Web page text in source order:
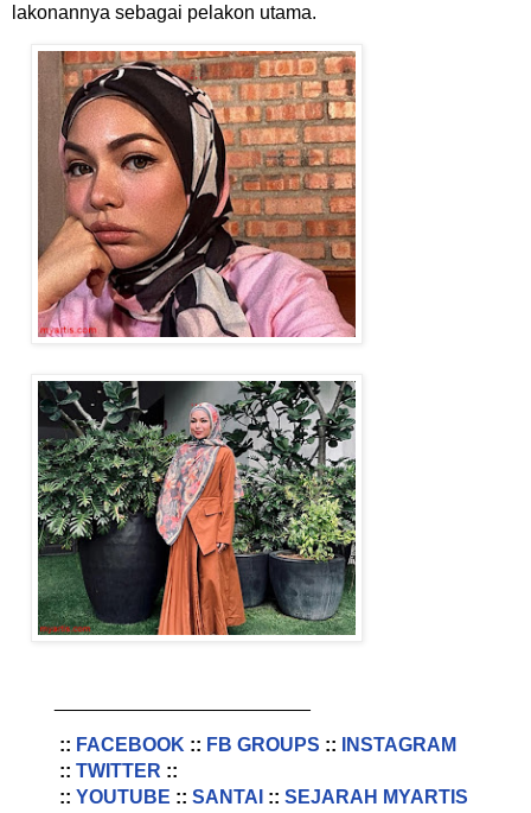
lakonannya sebagai pelakon utama.
:: FACEBOOK :: FB GROUPS ::
INSTAGRAM
:: TWITTER ::
:: YOUTUBE :: SANTAI :: SEJARAH MYARTIS